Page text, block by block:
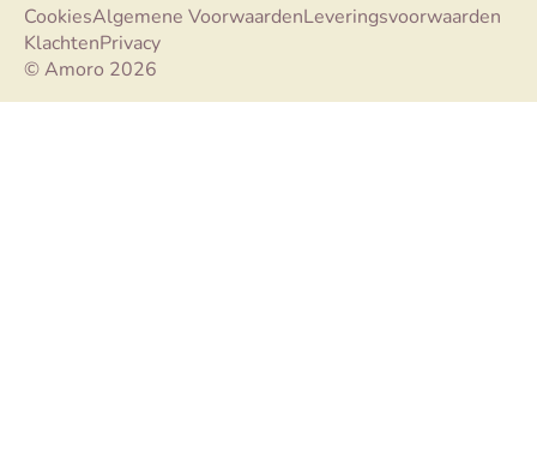
© Amoro 2026
CookiesAlgemene VoorwaardenLeveringsvoorwaarden
KlachtenPrivacy